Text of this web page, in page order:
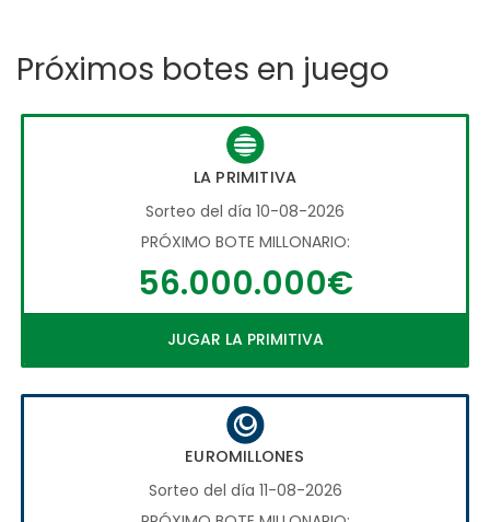
Próximos botes en juego
LA PRIMITIVA
Sorteo del día 10-08-2026
PRÓXIMO BOTE MILLONARIO:
56.000.000€
JUGAR LA PRIMITIVA
EUROMILLONES
Sorteo del día 11-08-2026